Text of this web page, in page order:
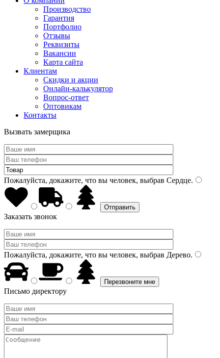
Производство
Гарантия
Портфолио
Отзывы
Реквизиты
Вакансии
Карта сайта
Клиентам
Скидки и акции
Онлайн-калькулятор
Вопрос-ответ
Оптовикам
Контакты
Вызвать замерщика
Пожалуйста, докажите, что вы человек, выбрав Сердце.
Заказать звонок
Пожалуйста, докажите, что вы человек, выбрав Дерево.
Письмо директору